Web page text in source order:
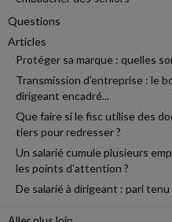
Questions
Articles
Protéger sa marque : quelles
Transmission d'entreprise : le
dirigeant encadré...
Que faire si le fisc utilise des
tiers pour redresser ?
Un salarié cumule plusieurs
les points d'attention ?
De salarié à dirigeant : pari